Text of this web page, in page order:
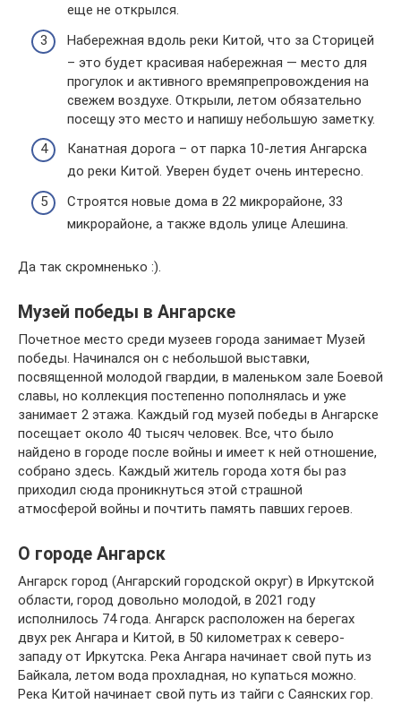
еще не открылся.
Набережная вдоль реки Китой, что за Сторицей
– это будет красивая набережная — место для
прогулок и активного времяпрепровождения на
свежем воздухе. Открыли, летом обязательно
посещу это место и напишу небольшую заметку.
Канатная дорога – от парка 10-летия Ангарска
до реки Китой. Уверен будет очень интересно.
Строятся новые дома в 22 микрорайоне, 33
микрорайоне, а также вдоль улице Алешина.
Да так скромненько :).
Музей победы в Ангарске
Почетное место среди музеев города занимает Музей
победы. Начинался он с небольшой выставки,
посвященной молодой гвардии, в маленьком зале Боевой
славы, но коллекция постепенно пополнялась и уже
занимает 2 этажа. Каждый год музей победы в Ангарске
посещает около 40 тысяч человек. Все, что было
найдено в городе после войны и имеет к ней отношение,
собрано здесь. Каждый житель города хотя бы раз
приходил сюда проникнуться этой страшной
атмосферой войны и почтить память павших героев.
О городе Ангарск
Ангарск город (Ангарский городской округ) в Иркутской
области, город довольно молодой, в 2021 году
исполнилось 74 года. Ангарск расположен на берегах
двух рек Ангара и Китой, в 50 километрах к северо-
западу от Иркутска. Река Ангара начинает свой путь из
Байкала, летом вода прохладная, но купаться можно.
Река Китой начинает свой путь из тайги с Саянских гор.